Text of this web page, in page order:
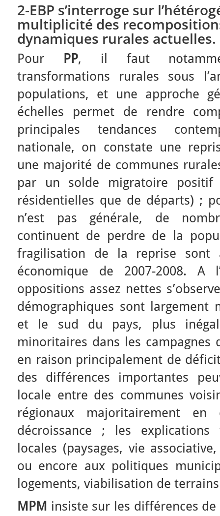
2-EBP s’interroge sur
multiplicité des
dynamiques rurales actuelles.
Pour PP, il faut
transformations rurales sous
populations, et une approche
échelles permet de rendre
principales tendances
nationale, on constate une
une majorité de communes
par un solde migratoire positif
résidentielles que de départs) ;
n’est pas générale, de
continuent de perdre de la
fragilisation de la reprise sont
économique de 2007-2008. A
oppositions assez nettes
démographiques sont largement
et le sud du pays, plus
minoritaires dans les campagnes
en raison principalement de
des différences importantes
locale entre des communes
régionaux majoritairement en
décroissance ; les
locales (paysages, vie
ou encore aux politiques
logements, viabilisation de
MPM insiste sur les différences